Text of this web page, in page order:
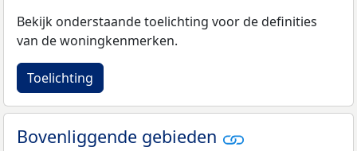
Bekijk onderstaande toelichting voor de definities
van de woningkenmerken.
Toelichting
Bovenliggende gebieden